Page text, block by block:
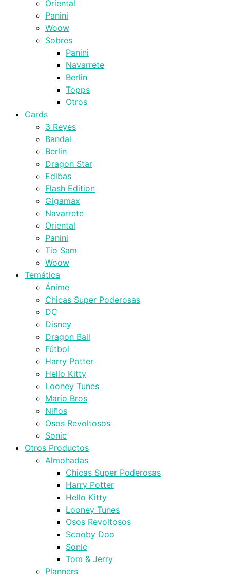
Oriental
Panini
Woow
Sobres
Panini
Navarrete
Berlin
Topps
Otros
Cards
3 Reyes
Bandai
Berlin
Dragon Star
Edibas
Flash Edition
Gigamax
Navarrete
Oriental
Panini
Tio Sam
Woow
Temática
Ánime
Chicas Super Poderosas
DC
Disney
Dragon Ball
Fútbol
Harry Potter
Hello Kitty
Looney Tunes
Mario Bros
Niños
Osos Revoltosos
Sonic
Otros Productos
Almohadas
Chicas Super Poderosas
Harry Potter
Hello Kitty
Looney Tunes
Osos Revoltosos
Scooby Doo
Sonic
Tom & Jerry
Planners